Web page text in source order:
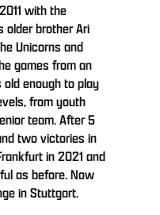
with the
older brother Ari
Unicorns and
games from an
enough to play
from youth
team. After 5
two victories in
in 2021 and
as before. Now
in Stuttgart.